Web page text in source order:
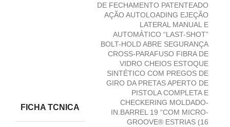
FICHA TCNICA
DE FECHAMENTO PATENTEADO
AÇÃO AUTOLOADING EJEÇÃO
LATERAL MANUAL E
AUTOMÁTICO “LAST-SHOT”
BOLT-HOLD ABRE SEGURANÇA
CROSS-PARAFUSO FIBRA DE
VIDRO CHEIOS ESTOQUE
SINTÉTICO COM PREGOS DE
GIRO DA PRETAS APERTO DE
PISTOLA COMPLETA E
CHECKERING MOLDADO-
IN.BARREL 19 “COM MICRO-
GROOVE® ESTRIAS (16